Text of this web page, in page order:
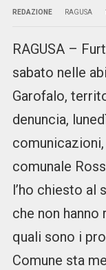
REDAZIONE RAGUSA
RAGUSA –
sabato nelle
Garofalo,
denuncia,
comunale
l’ho chiesto al
che non
quali sono i
Comune sta